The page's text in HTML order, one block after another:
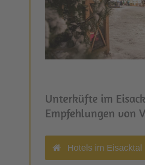
Unterküfte im
Empfehlungen von
Hotels im Eisacktal